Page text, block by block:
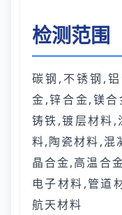
检测范围
碳钢,不锈钢,
金,锌合金,镁
铸铁,镀层材料,
料,陶瓷材料,混
晶合金,高温合
电子材料,管道
航天材料